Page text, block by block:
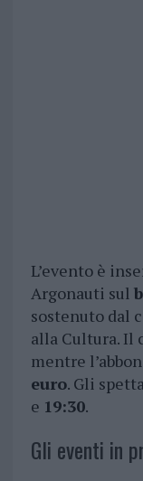
L’evento è
Argonauti sul
sostenuto dal
alla Cultura. Il
mentre
euro. Gli
e 19:30.
Gli eventi in